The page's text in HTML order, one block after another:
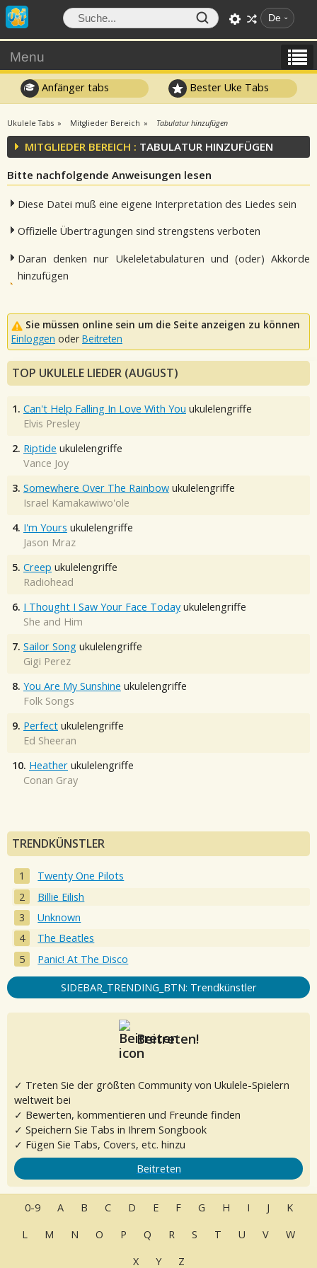
De
Menu
Anfänger tabs Bester Uke Tabs
Ukulele Tabs Mitglieder Bereich Tabulatur hinzufügen
MITGLIEDER BEREICH : TABULATUR HINZUFÜGEN
Bitte nachfolgende Anweisungen lesen
Diese Datei muß eine eigene Interpretation des Liedes sein
Offizielle Übertragungen sind strengstens verboten
Daran denken nur Ukeleletabulaturen und (oder) Akkorde
hinzufügen
Sie müssen online sein um die Seite anzeigen zu können
Einloggen oder Beitreten
TOP UKULELE LIEDER (AUGUST)
1. Can't Help Falling In Love With You ukulelengriffe
Elvis Presley
2. Riptide ukulelengriffe
Vance Joy
3. Somewhere Over The Rainbow ukulelengriffe
Israel Kamakawiwo'ole
4. I'm Yours ukulelengriffe
Jason Mraz
5. Creep ukulelengriffe
Radiohead
6. I Thought I Saw Your Face Today ukulelengriffe
She and Him
7. Sailor Song ukulelengriffe
Gigi Perez
8. You Are My Sunshine ukulelengriffe
Folk Songs
9. Perfect ukulelengriffe
Ed Sheeran
10. Heather ukulelengriffe
Conan Gray
TRENDKÜNSTLER
Twenty One Pilots
Billie Eilish
Unknown
The Beatles
Panic! At The Disco
SIDEBAR_TRENDING_BTN: Trendkünstler
Beitreten!
✓ Treten Sie der größten Community von Ukulele-Spielern
weltweit bei
✓ Bewerten, kommentieren und Freunde finden
✓ Speichern Sie Tabs in Ihrem Songbook
✓ Fügen Sie Tabs, Covers, etc. hinzu
Beitreten
0-9 A B C D E F G H I J
K
L
M N O P Q R S T U V
W
X
Y Z